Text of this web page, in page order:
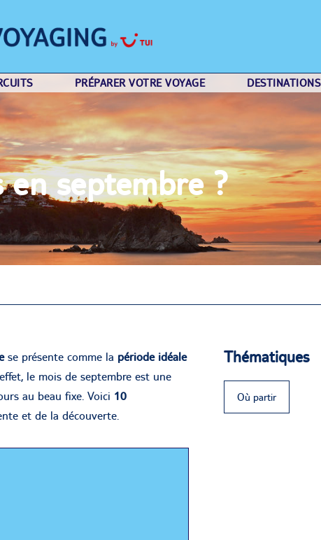
PRÉPARER VOTRE VOYAGE DESTINATIONS
en septembre ?
se présente comme la période idéale
le mois de septembre est une
au beau fixe. Voici 10
et de la découverte.
Thématiques
Où partir